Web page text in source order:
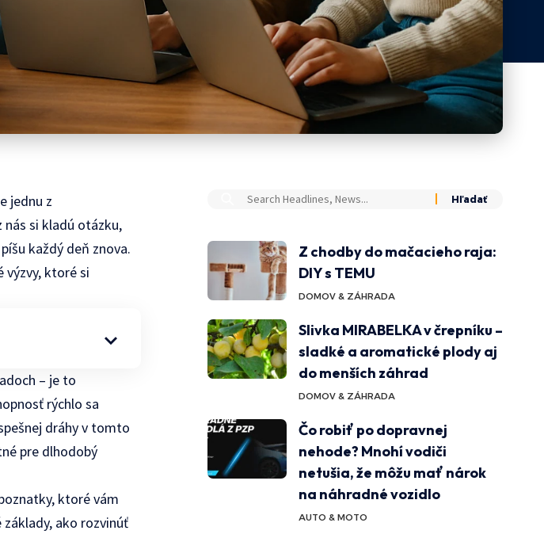
jednu z
si kladú otázku,
každý deň znova.
výzvy, ktoré si
– je to
rýchlo sa
dráhy v tomto
pre dlhodobý
ktoré vám
ako rozvinúť
Z chodby do mačacieho raja:
DIY s TEMU
DOMOV & ZÁHRADA
Slivka MIRABELKA v črepníku –
sladké a aromatické plody aj
do menších záhrad
DOMOV & ZÁHRADA
Čo robiť po dopravnej
nehode? Mnohí vodiči
netušia, že môžu mať nárok
na náhradné vozidlo
AUTO & MOTO